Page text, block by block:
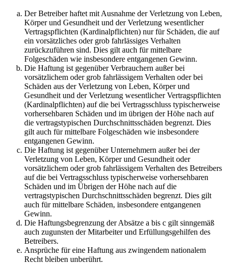
Der Betreiber haftet mit Ausnahme der Verletzung von Leben,
Körper und Gesundheit und der Verletzung wesentlicher
Vertragspflichten (Kardinalpflichten) nur für Schäden, die auf
ein vorsätzliches oder grob fahrlässiges Verhalten
zurückzuführen sind. Dies gilt auch für mittelbare
Folgeschäden wie insbesondere entgangenen Gewinn.
Die Haftung ist gegenüber Verbrauchern außer bei
vorsätzlichem oder grob fahrlässigem Verhalten oder bei
Schäden aus der Verletzung von Leben, Körper und
Gesundheit und der Verletzung wesentlicher Vertragspflichten
(Kardinalpflichten) auf die bei Vertragsschluss typischerweise
vorhersehbaren Schäden und im übrigen der Höhe nach auf
die vertragstypischen Durchschnittsschäden begrenzt. Dies
gilt auch für mittelbare Folgeschäden wie insbesondere
entgangenen Gewinn.
Die Haftung ist gegenüber Unternehmern außer bei der
Verletzung von Leben, Körper und Gesundheit oder
vorsätzlichem oder grob fahrlässigem Verhalten des Betreibers
auf die bei Vertragsschluss typischerweise vorhersehbaren
Schäden und im Übrigen der Höhe nach auf die
vertragstypischen Durchschnittsschäden begrenzt. Dies gilt
auch für mittelbare Schäden, insbesondere entgangenen
Gewinn.
Die Haftungsbegrenzung der Absätze a bis c gilt sinngemäß
auch zugunsten der Mitarbeiter und Erfüllungsgehilfen des
Betreibers.
Ansprüche für eine Haftung aus zwingendem nationalem
Recht bleiben unberührt.